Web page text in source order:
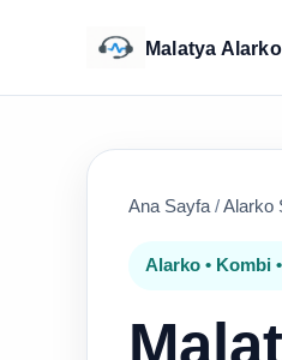
Malatya
Ana Sayfa /Alarko
Alarko • Kombi